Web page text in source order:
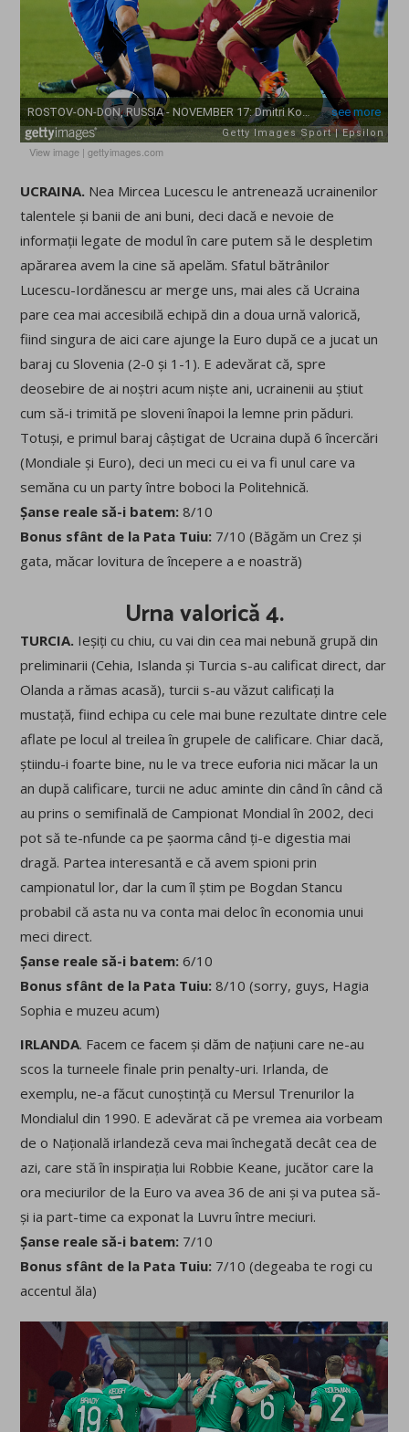
View image |gettyimages.com
UCRAINA. Nea Mircea Lucescu le antrenează ucrainenilor
talentele și banii de ani buni, deci dacă e nevoie de
informații legate de modul în care putem să le despletim
apărarea avem la cine să apelăm. Sfatul bătrânilor
Lucescu-Iordănescu ar merge uns, mai ales că Ucraina
pare cea mai accesibilă echipă din a doua urnă valorică,
fiind singura de aici care ajunge la Euro după ce a jucat un
baraj cu Slovenia (2-0 și 1-1). E adevărat că, spre
deosebire de ai noștri acum niște ani, ucrainenii au știut
cum să-i trimită pe sloveni înapoi la lemne prin păduri.
Totuși, e primul baraj câștigat de Ucraina după 6 încercări
(Mondiale și Euro), deci un meci cu ei va fi unul care va
semăna cu un party între boboci la Politehnică.
Șanse reale să-i batem: 8/10
Bonus sfânt de la Pata Tuiu: 7/10 (Băgăm un Crez și
gata, măcar lovitura de începere a e noastră)
Urna valorică 4.
TURCIA. Ieșiți cu chiu, cu vai din cea mai nebună grupă din
preliminarii (Cehia, Islanda și Turcia s-au calificat direct, dar
Olanda a rămas acasă), turcii s-au văzut calificați la
mustață, fiind echipa cu cele mai bune rezultate dintre cele
aflate pe locul al treilea în grupele de calificare. Chiar dacă,
știindu-i foarte bine, nu le va trece euforia nici măcar la un
an după calificare, turcii ne aduc aminte din când în când că
au prins o semifinală de Campionat Mondial în 2002, deci
pot să te-nfunde ca pe șaorma când ți-e digestia mai
dragă. Partea interesantă e că avem spioni prin
campionatul lor, dar la cum îl știm pe Bogdan Stancu
probabil că asta nu va conta mai deloc în economia unui
meci direct.
Șanse reale să-i batem: 6/10
Bonus sfânt de la Pata Tuiu: 8/10 (sorry, guys, Hagia
Sophia e muzeu acum)
IRLANDA. Facem ce facem și dăm de națiuni care ne-au
scos la turneele finale prin penalty-uri. Irlanda, de
exemplu, ne-a făcut cunoștință cu Mersul Trenurilor la
Mondialul din 1990. E adevărat că pe vremea aia vorbeam
de o Națională irlandeză ceva mai închegată decât cea de
azi, care stă în inspirația lui Robbie Keane, jucător care la
ora meciurilor de la Euro va avea 36 de ani și va putea să-
și ia part-time ca exponat la Luvru între meciuri.
Șanse reale să-i batem: 7/10
Bonus sfânt de la Pata Tuiu: 7/10 (degeaba te rogi cu
accentul ăla)